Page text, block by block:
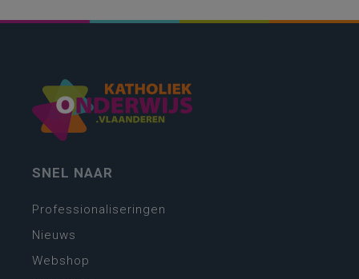
SNEL NAAR
Professionaliseringen
Nieuws
Webshop